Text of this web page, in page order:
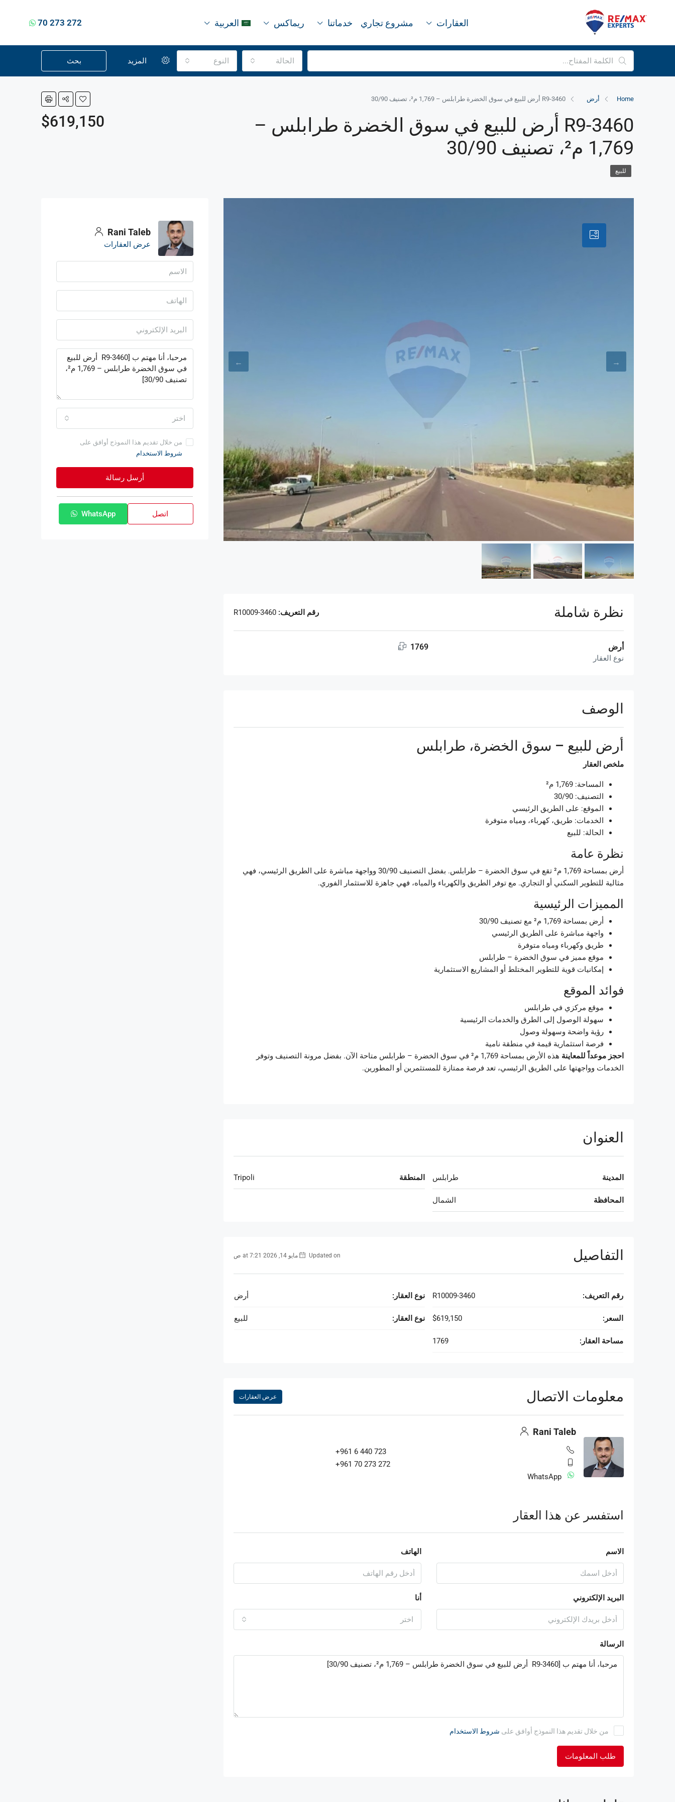
العقارات مشروع تجاري خدماتنا ريماكس العربية 70 273 272
الحالة النوع المزيد بحث
Home أرض R9-3460 أرض للبيع في سوق الخضرة طرابلس – 1,769 م²، تصنيف 30/90
R9-3460 أرض للبيع في سوق الخضرة طرابلس –
1,769 م²، تصنيف 30/90
$619,150
للبيع
نظرة شاملة رقم التعريف:
أرض
نوع العقار
1769
الوصف
أرض للبيع – سوق الخضرة، طرابلس
ملخص العقار
المساحة: 1,769 م²
التصنيف: 30/90
الموقع: على الطريق الرئيسي
الخدمات: طريق، كهرباء، ومياه متوفرة
الحالة: للبيع
نظرة عامة
أرض بمساحة 1,769 م² تقع في سوق الخضرة – طرابلس. بفضل التصنيف 30/90 وواجهة مباشرة على الطريق الرئيسي، فهي
مثالية للتطوير السكني أو التجاري. مع توفر الطريق والكهرباء والمياه، فهي جاهزة للاستثمار الفوري.
المميزات الرئيسية
أرض بمساحة 1,769 م² مع تصنيف 30/90
واجهة مباشرة على الطريق الرئيسي
طريق وكهرباء ومياه متوفرة
موقع مميز في سوق الخضرة – طرابلس
إمكانيات قوية للتطوير المختلط أو المشاريع الاستثمارية
فوائد الموقع
موقع مركزي في طرابلس
سهولة الوصول إلى الطرق والخدمات الرئيسية
رؤية واضحة وسهولة وصول
فرصة استثمارية قيمة في منطقة نامية
احجز موعداً للمعاينة
هذه الأرض بمساحة 1,769 م² في سوق الخضرة – طرابلس متاحة الآن. بفضل مرونة التصنيف وتوفر
الخدمات وواجهتها على الطريق الرئيسي، تعد فرصة ممتازة للمستثمرين أو المطورين.
العنوان
المدينة طرابلس
المحافظة الشمال
المنطقة Tripoli
التفاصيل Updated on مايو 14, 2026 at 7:21 ص
رقم التعريف: R10009-3460
السعر: $619,150
مساحة العقار: 1769
نوع العقار: أرض
نوع العقار: للبيع
معلومات الاتصال عرض العقارات
Rani Taleb
+961 6 440 723
+961 70 273 272
WhatsApp
استفسر عن هذا العقار
الاسم الهاتف
البريد الإلكتروني أنا
اختر
الرسالة
من خلال تقديم هذا النموذج أوافق على شروط الاستخدام
طلب المعلومات
Rani Taleb
عرض العقارات
اختر
من خلال تقديم هذا النموذج أوافق على
شروط الاستخدام
أرسل رسالة
اتصل WhatsApp